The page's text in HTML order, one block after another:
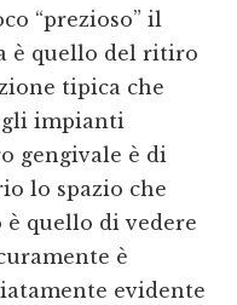
“prezioso” il
è quello del ritiro
tipica che
impianti
gengivale è di
lo spazio che
quello di vedere
è
evidente